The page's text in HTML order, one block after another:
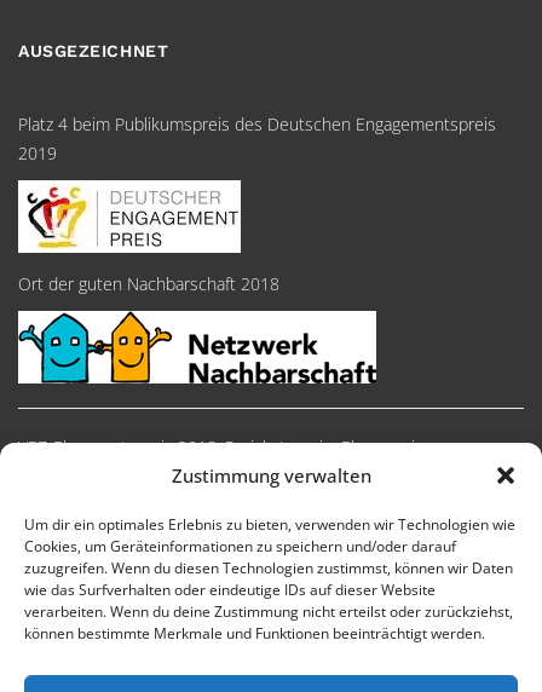
Zustimmung verwalten
Um dir ein optimales Erlebnis zu bieten, verwenden wir Technologien wie
Cookies, um Geräteinformationen zu speichern und/oder darauf
zuzugreifen. Wenn du diesen Technologien zustimmst, können wir Daten
wie das Surfverhalten oder eindeutige IDs auf dieser Website
verarbeiten. Wenn du deine Zustimmung nicht erteilst oder zurückziehst,
können bestimmte Merkmale und Funktionen beeinträchtigt werden.
AUSGEZEICHNET
Platz 4 beim Publikumspreis des Deutschen Engagementspreis
2019
Ort der guten Nachbarschaft 2018
VEZ-Ehrenamtspreis 2018, Preiskategorie: Ehrenpreise